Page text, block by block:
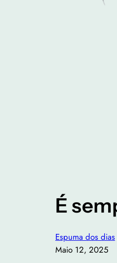
É
Espuma dos dias
Maio 12, 2025